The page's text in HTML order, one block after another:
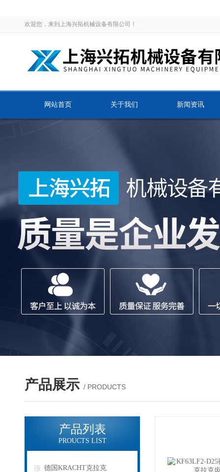
欢迎您，来到上海兴拓机械设备有限公司！
网站首页 关于我们 新闻资讯
产品展示 / PRODUCTS
产品列表
PROUCTS LIST
德国KRACHT克拉克